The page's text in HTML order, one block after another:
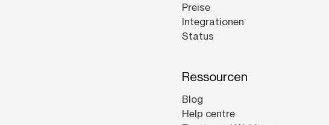
Preise
Integrationen
Status
Ressourcen
Blog
Help centre